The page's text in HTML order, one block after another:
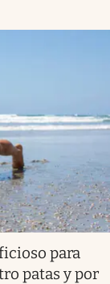
para
patas y por